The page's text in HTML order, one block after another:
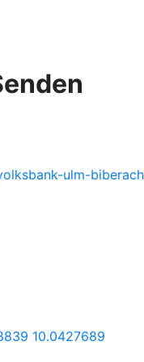
ulm-
10.0427689